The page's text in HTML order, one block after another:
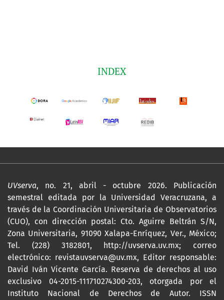
INDEX
UVserva, no. 21, abril - octubre 2026. Publicación
semestral editada por la Universidad Veracruzana, a
través de la Coordinación Universitaria de Observatorios
(CUO), con dirección postal: Cto. Aguirre Beltrán S/N,
Zona Universitaria, 91090 Xalapa-Enríquez, Ver., México;
Tel. (228) 3182801,
http://uvserva.uv.mx; correo
electrónico: revistauvserva@uv.mx, Editor responsable:
David Iván Vicente García. Reserva de derechos al uso
exclusivo 04-2015-111710274300-203, otorgada por el
Instituto Nacional de Derechos de Autor. ISSN